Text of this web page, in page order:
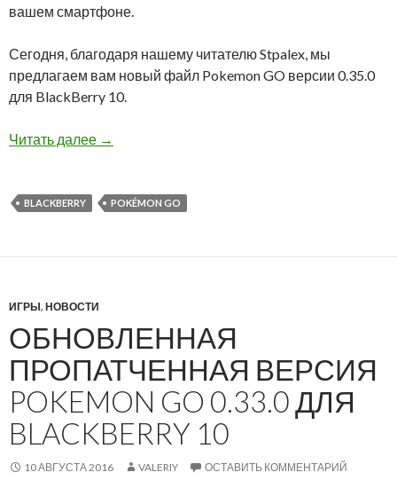
вашем смартфоне.
Сегодня, благодаря нашему читателю Stpalex, мы
предлагаем вам новый файл Pokemon GO версии 0.35.0
для BlackBerry 10.
Читать далее Обновленная пропатченная версия
→
BLACKBERRY POKÉMON GO
ИГРЫ, НОВОСТИ
ОБНОВЛЕННАЯ
ПРОПАТЧЕННАЯ ВЕРСИЯ
POKEMON GO 0.33.0 ДЛЯ
BLACKBERRY 10
10 АВГУСТА 2016 VALERIY ОСТАВИТЬ КОММЕНТАРИЙ